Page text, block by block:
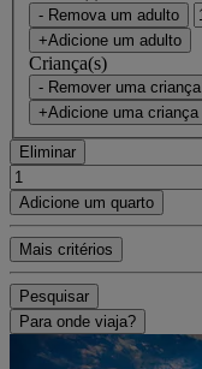
- Remova um adulto
+Adicione um adulto
Criança(s)
- Remover uma criança
+Adicione uma criança
Eliminar
Adicione um quarto
Mais critérios
Pesquisar
Para onde viaja?